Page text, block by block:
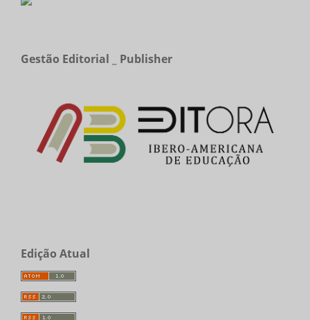
Gestão Editorial _ Publisher
Edição Atual